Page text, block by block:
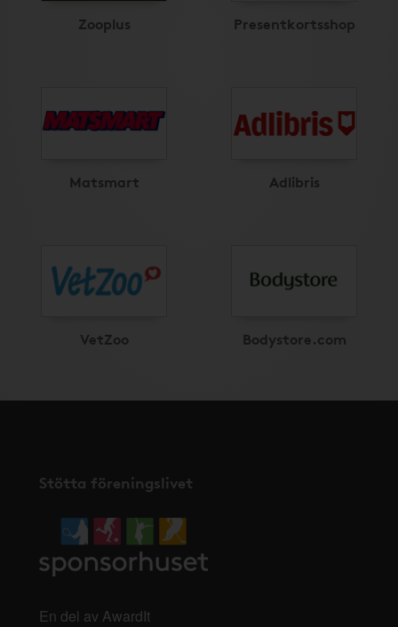
Zooplus Presentkortsshop
Matsmart Adlibris
VetZoo Bodystore.com
Stötta föreningslivet
En del av AwardIt